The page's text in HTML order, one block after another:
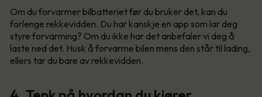
Om du forvarmer bilbatteriet før du bruker det, kan du
forlenge rekkevidden. Du har kanskje en app som lar deg
styre forvarming? Om du ikke har det anbefaler vi deg å
laste ned det. Husk å forvarme bilen mens den står til lading,
ellers tar du bare av rekkevidden.